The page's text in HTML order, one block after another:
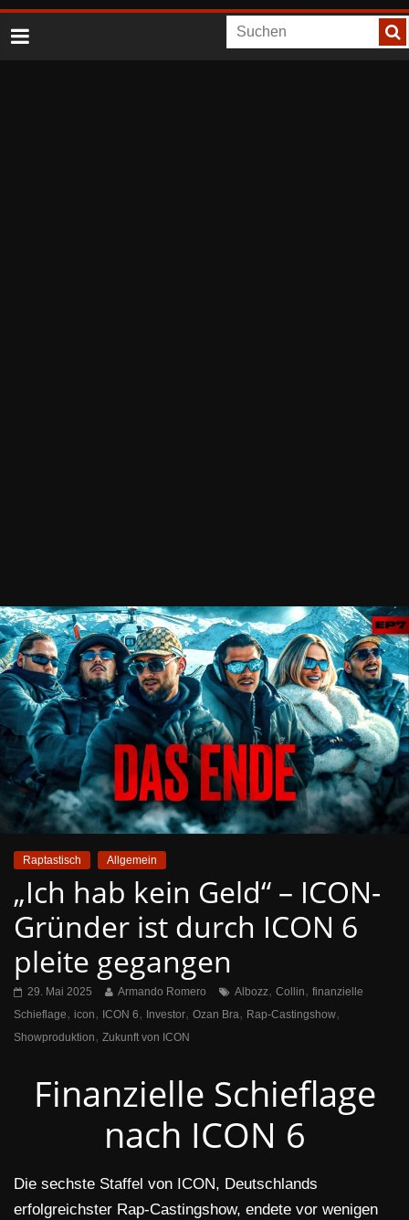
Raptastisch Allgemein
„Ich hab kein Geld“ – ICON-
Gründer ist durch ICON 6
pleite gegangen
29. Mai 2025 Armando Romero Albozz, Collin, finanzielle
Schieflage, icon, ICON 6, Investor, Ozan Bra, Rap-Castingshow,
Showproduktion, Zukunft von ICON
Finanzielle Schieflage
nach ICON 6
Die sechste Staffel von ICON, Deutschlands
erfolgreichster Rap-Castingshow, endete vor wenigen